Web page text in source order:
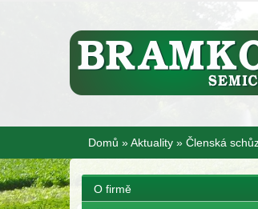
Domů »Aktuality » Členská
O firmě